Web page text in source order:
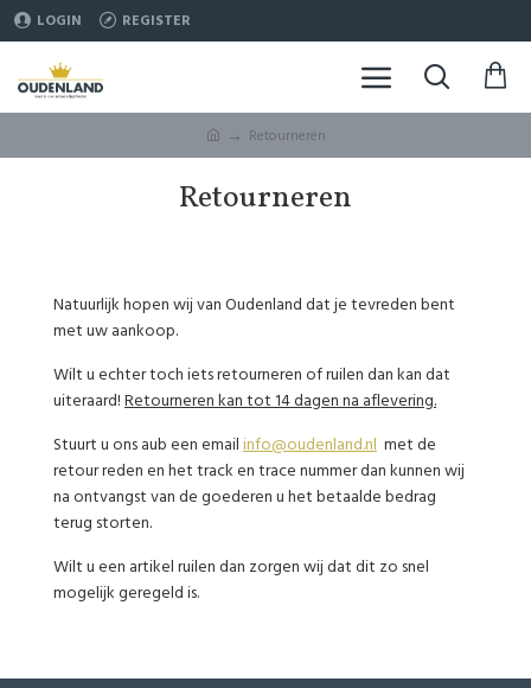
LOGIN REGISTER
Retourneren
Retourneren
Natuurlijk hopen wij van Oudenland dat je tevreden bent
met uw aankoop.
Wilt u echter toch iets retourneren of ruilen dan kan dat
uiteraard! Retourneren kan tot 14 dagen na aflevering.
Stuurt u ons aub een email info@oudenland.nl met de
retour reden en het track en trace nummer dan kunnen wij
na ontvangst van de goederen u het betaalde bedrag
terug storten.
Wilt u een artikel ruilen dan zorgen wij dat dit zo snel
mogelijk geregeld is.